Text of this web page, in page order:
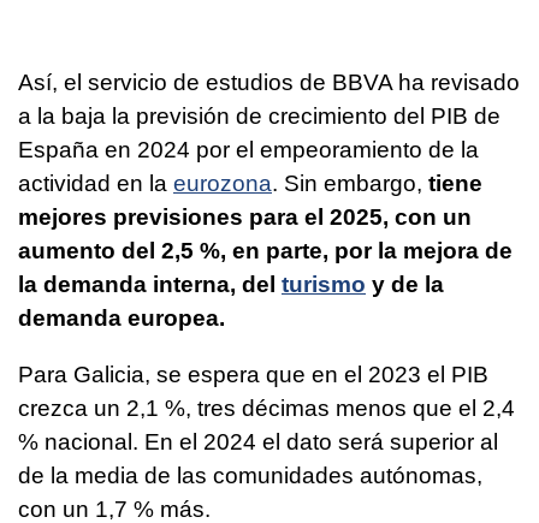
Así, el servicio de estudios de BBVA ha revisado
a la baja la previsión de crecimiento del PIB de
España en 2024 por el empeoramiento de la
actividad en la eurozona. Sin embargo, tiene
mejores previsiones para el 2025, con un
aumento del 2,5 %, en parte, por la mejora de
la demanda interna, del turismo y de la
demanda europea.
Para Galicia, se espera que en el 2023 el PIB
crezca un 2,1 %, tres décimas menos que el 2,4
% nacional. En el 2024 el dato será superior al
de la media de las comunidades autónomas,
con un 1,7 % más.